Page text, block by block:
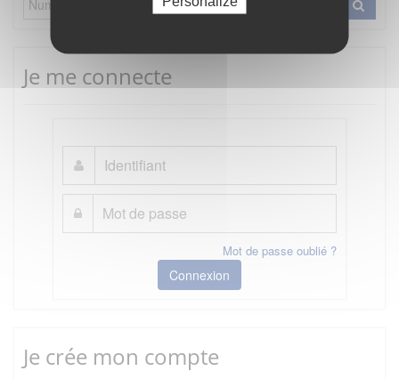
Je me connecte
Mot de passe oublié ?
Connexion
Je crée mon compte